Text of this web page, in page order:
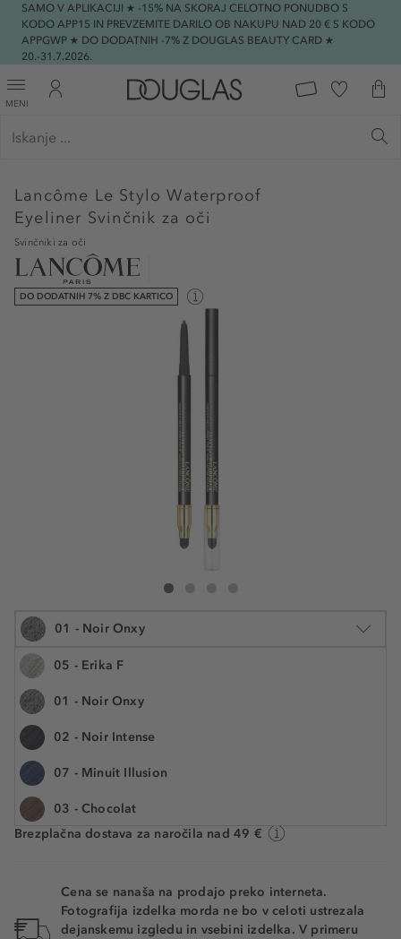
SAMO V APLIKACIJI ★ -15% NA SKORAJ CELOTNO PONUDBO S
KODO APP15 IN PREVZEMITE DARILO OB NAKUPU NAD 20 € S KODO
APPGWP ★ DO DODATNIH -7% Z DOUGLAS BEAUTY CARD ★
20.-31.7.2026.
MENI
Lancôme Le Stylo Waterproof
Eyeliner Svinčnik za oči
Svinčniki za oči
DO DODATNIH 7% Z DBC KARTICO
Lancôme Le Stylo Waterproof Eyeliner
01 - Noir Onxy
05 - Erika F
01 - Noir Onxy
02 - Noir Intense
07 - Minuit Illusion
03 - Chocolat
08 - Rêve Anthracite
0.35 g
Na voljo. Dostava: 2 do 5 delovnih dni
Brezplačna dostava za naročila nad 49 €
Cena se nanaša na prodajo preko interneta.
Fotografija izdelka morda ne bo v celoti ustrezala
dejanskemu izgledu in vsebini izdelka. V primeru